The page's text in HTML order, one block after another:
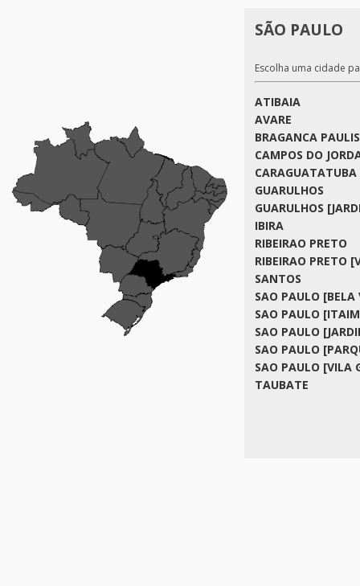
SÃO PAULO
Escolha uma cidade
ATIBAIA
AVARE
BRAGANCA
CAMPOS DO
CARAGUATATUBA
GUARULHOS
GUARULHOS
IBIRA
RIBEIRAO PRETO
RIBEIRAO PRETO
SANTOS
SAO PAULO [BELA
SAO PAULO
SAO PAULO
SAO PAULO
SAO PAULO [VILA
TAUBATE